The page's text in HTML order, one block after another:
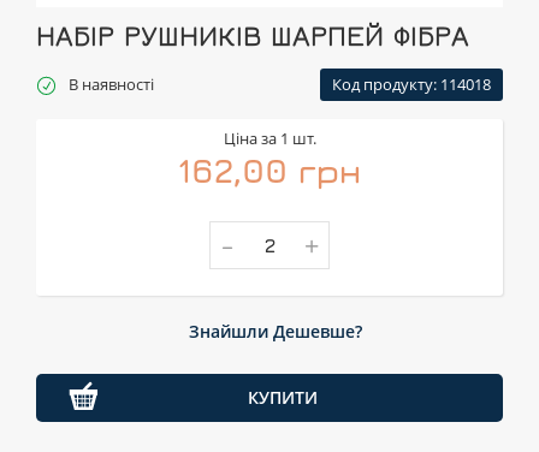
НАБІР РУШНИКІВ ШАРПЕЙ ФІБРА
В наявності Код продукту: 114018
Ціна за 1 шт.
162,00 грн
- +
Знайшли Дешевше?
КУПИТИ